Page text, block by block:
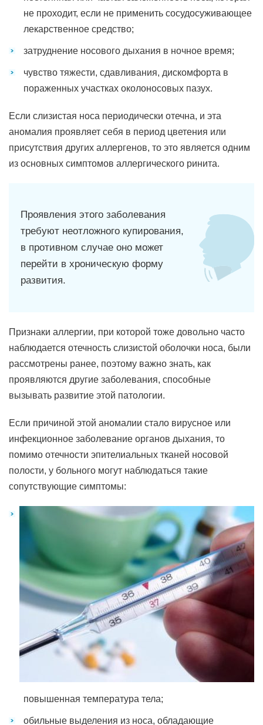
не проходит, если не применить сосудосуживающее
лекарственное средство;
затруднение носового дыхания в ночное время;
чувство тяжести, сдавливания, дискомфорта в
пораженных участках околоносовых пазух.
Если слизистая носа периодически отечна, и эта
аномалия проявляет себя в период цветения или
присутствия других аллергенов, то это является одним
из основных симптомов аллергического ринита.
Проявления этого заболевания
требуют неотложного купирования,
в противном случае оно может
перейти в хроническую форму
развития.
Признаки аллергии, при которой тоже довольно часто
наблюдается отечность слизистой оболочки носа, были
рассмотрены ранее, поэтому важно знать, как
проявляются другие заболевания, способные
вызывать развитие этой патологии.
Если причиной этой аномалии стало вирусное или
инфекционное заболевание органов дыхания, то
помимо отечности эпителиальных тканей носовой
полости, у больного могут наблюдаться такие
сопутствующие симптомы:
повышенная температура тела;
обильные выделения из носа, обладающие